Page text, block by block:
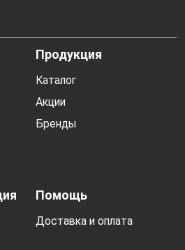
Продукция
Каталог
Акции
Бренды
Помощь
Доставка и оплата